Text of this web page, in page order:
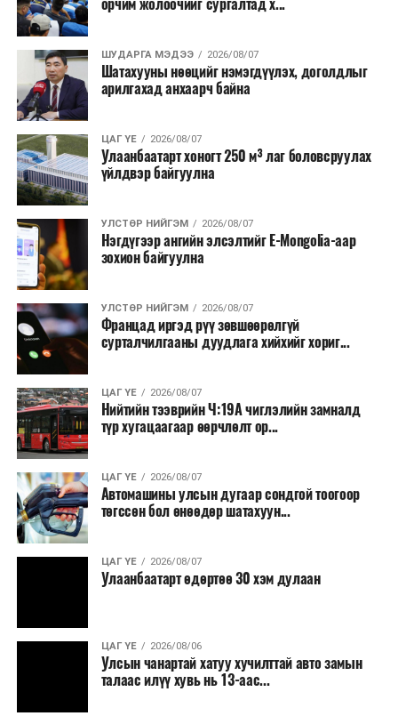
хамгийн эртний марафонуудын нэг бөгөөд анх 1897
онд зохион байгуулагдсан. Түүнээс хойш жил бүр
тасралтгүй зохион байгуулагдаж ирсэн бөгөөд АНУ-
ын Эх орончдын өдөрт зориулан дөрөвдүгээр сарын
гурав дахь Даваа гаригт уламжлал болгон явуулдаг.
Олон улсын марафоны тэмцээнүүд дундаас нэр
хүндээрээ тэргүүлэх энэхүү уралдаанд оролцохын
тулд гүйгчид тодорхой босго хугацаа давсан байх
шаардлагатай нь онцлог юм.
орчим жолоочийг сургалтад х...
ШУДАРГА МЭДЭЭ 2026/08/07
Шатахууны нөөцийг нэмэгдүүлэх, доголдлыг
арилгахад анхаарч байна
ЦАГ ҮЕ 2026/08/07
Улаанбаатарт хоногт 250 м³ лаг боловсруулах
үйлдвэр байгуулна
УЛСТӨР НИЙГЭМ 2026/08/07
Нэгдүгээр ангийн элсэлтийг E-Mongolia-аар
зохион байгуулна
УЛСТӨР НИЙГЭМ 2026/08/07
Францад иргэд рүү зөвшөөрөлгүй
сурталчилгааны дуудлага хийхийг хориг...
ЦАГ ҮЕ 2026/08/07
Нийтийн тээврийн Ч:19А чиглэлийн замналд
түр хугацаагаар өөрчлөлт ор...
ЦАГ ҮЕ 2026/08/07
Автомашины улсын дугаар сондгой тоогоор
төгссөн бол өнөөдөр шатахуун...
ЦАГ ҮЕ 2026/08/07
Улаанбаатарт өдөртөө 30 хэм дулаан
ЦАГ ҮЕ 2026/08/06
Улсын чанартай хатуу хучилттай авто замын
талаас илүү хувь нь 13-аас...